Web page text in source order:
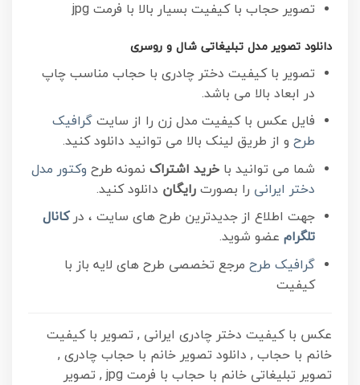
تصویر حجاب با کیفیت بسیار بالا با فرمت jpg
دانلود تصویر مدل تبلیغاتی شال و روسری
تصویر با کیفیت دختر چادری با حجاب مناسب چاپ
در ابعاد بالا می باشد.
فایل عکس با کیفیت مدل زن را از سایتگرافیک
طرحو از طریق لینک بالا می توانید دانلود کنید.
شما می توانید با خرید اشتراکنمونه طرح وکتور مدل
دختر ایرانی را بصورت رایگان دانلود کنید.
جهت اطلاع از جدیدترین طرح های سایت ، درکانال
تلگرامعضو شوید.
گرافیک طرحمرجع تخصصی طرح های لایه باز با
کیفیت
عکس با کیفیت دختر چادری ایرانی , تصویر با کیفیت
خانم با حجاب , دانلود تصویر خانم با حجاب چادری ,
تصویر تبلیغاتی خانم با حجاب با فرمت jpg , تصویر